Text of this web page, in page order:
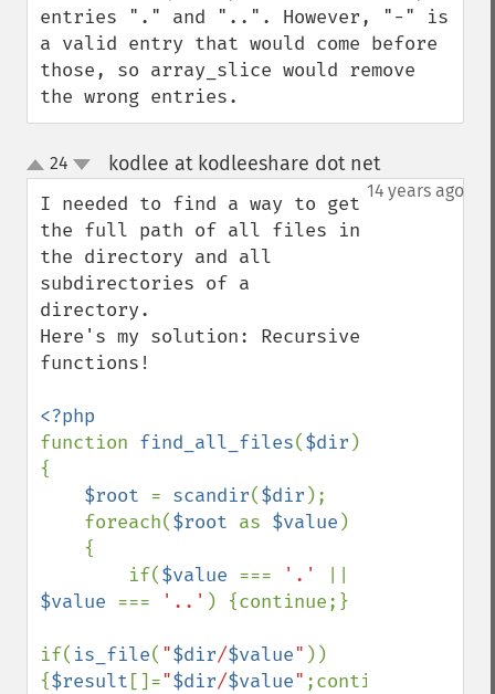
entries "." and "..". However, "-" is
a valid entry that would come before
those, so array_slice would remove
the wrong entries.
up
down
24 kodlee at kodleeshare dot net¶
14 years ago
I needed to find a way to get
the full path of all files in
the directory and all
subdirectories of a
directory.
Here's my solution: Recursive
functions!
function find_all_files($dir )
{
$root = scandir($dir );
    foreach(
$root as $value )
        if(
$value === '.'
$value === '..' ) {continue;}
if( is_file( "$dir/$value" ))
{$result []="$dir/$value" ;continue;}